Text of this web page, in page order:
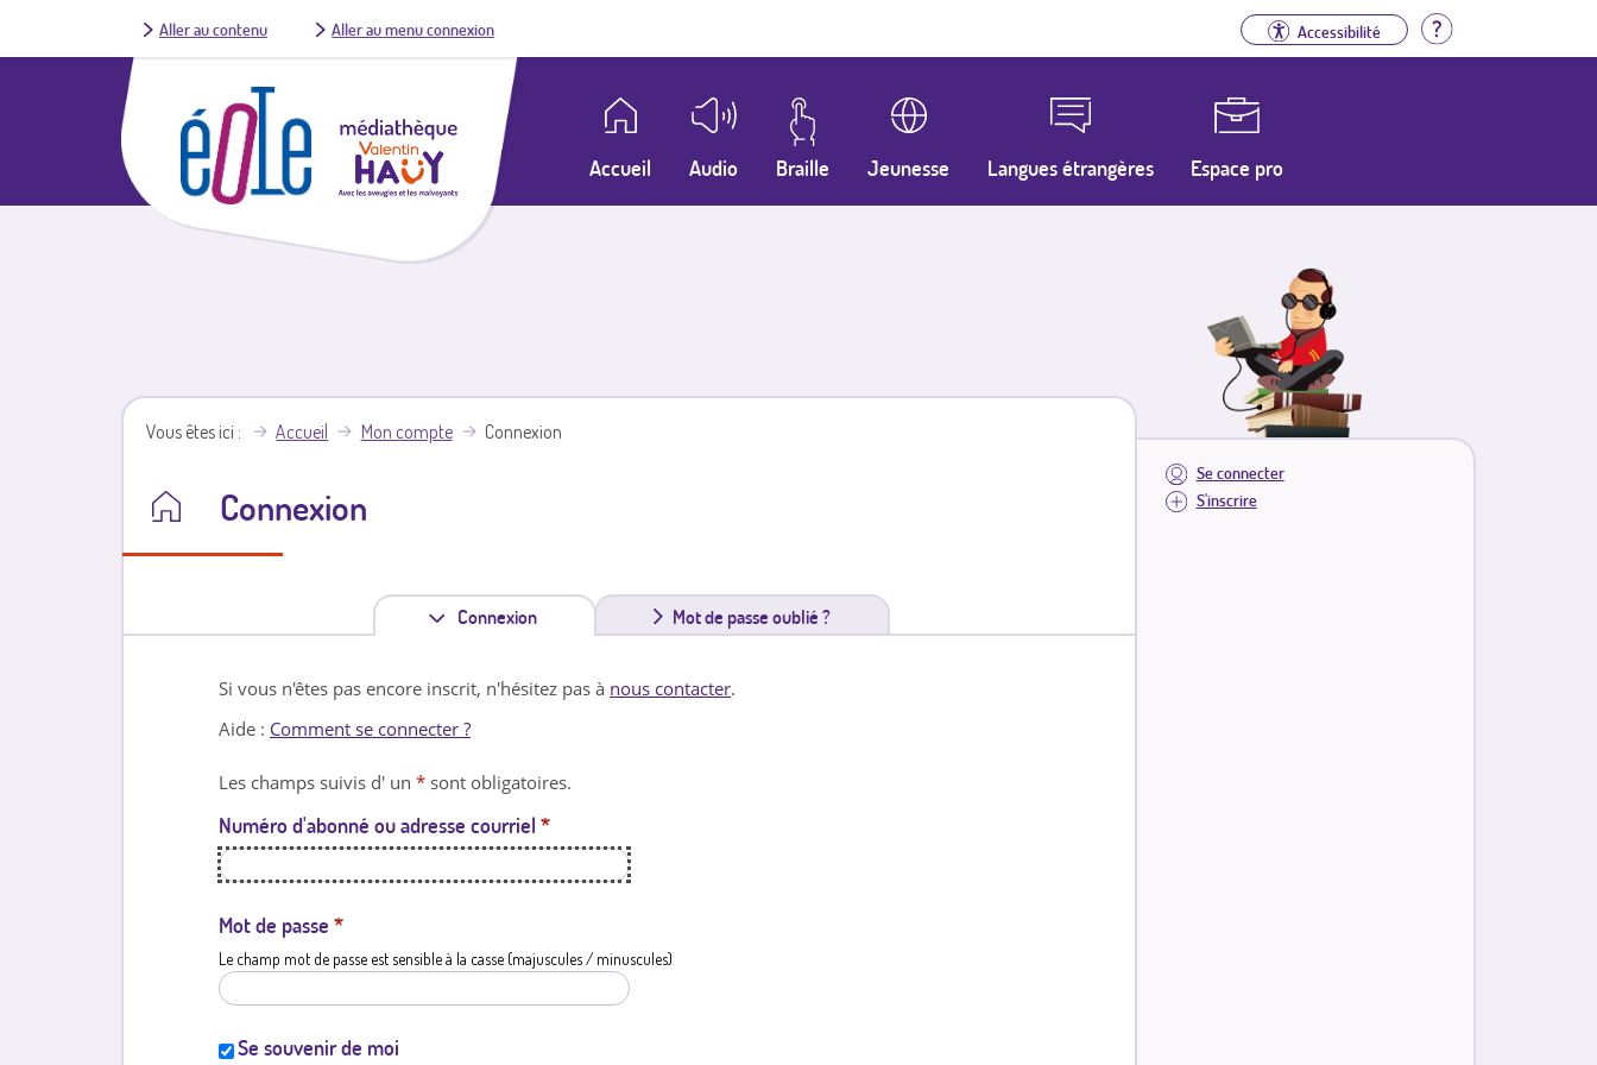
Aller au contenu Aller au menu connexion Accessibilité Aide
Accueil Audio Braille Jeunesse Langues étrangères Espace pro
Se connecter
S'inscrire
Vous êtes ici Accueil Mon compte Connexion
Connexion
Connexion
n
l
e
Mot de passe oublié ?
Si vous n'êtes pas encore inscrit, n'hésitez pas à nous contacter.
Aide : Comment se connecter ?
Les champs suivis d' un * sont obligatoires.
Numéro d'abonné ou adresse courriel *
Mot de passe *
Le champ mot de passe est sensible à la casse (majuscules / minuscules)
Se souvenir de moi